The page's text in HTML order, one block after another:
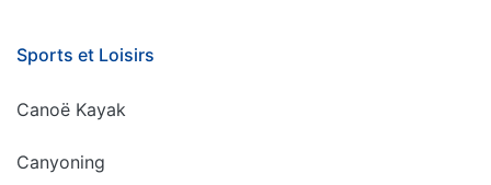
Sports et Loisirs
Canoë Kayak
Canyoning